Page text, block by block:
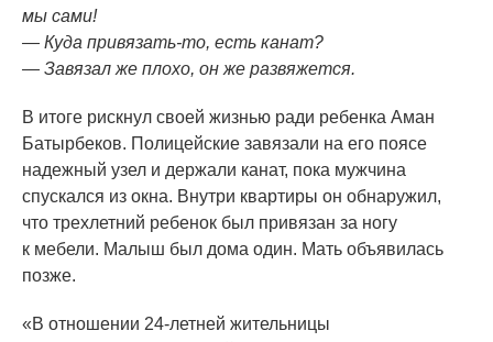
мы сами!
— Куда привязать-то, есть канат?
— Завязал же плохо, он же развяжется.
В итоге рискнул своей жизнью ради ребенка Аман
Батырбеков. Полицейские завязали на его поясе
надежный узел и держали канат, пока мужчина
спускался из окна. Внутри квартиры он обнаружил,
что трехлетний ребенок был привязан за ногу
к мебели. Малыш был дома один. Мать объявилась
позже.
«В отношении 24-летней жительницы